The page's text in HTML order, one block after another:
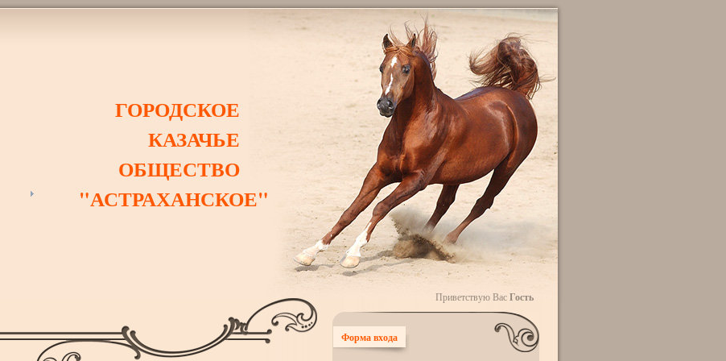
ГОРОДСКОЕ
КАЗАЧЬЕ
ОБЩЕСТВО
"АСТРАХАНСКОЕ"
Приветствую Вас Гость
Форма входа